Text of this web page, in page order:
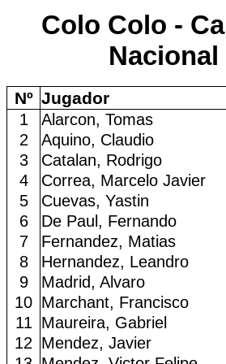
Colo Colo -
Nacional
Nº Jugador
1 Alarcon, Tomas
2
Aquino, Claudio
3
Catalan, Rodrigo
4
Correa, Marcelo Javier
5
Cuevas, Yastin
6
De Paul, Fernando
7
Fernandez, Matias
8
Hernandez, Leandro
9
Madrid, Alvaro
10 Marchant, Francisco
11 Maureira, Gabriel
12 Mendez, Javier